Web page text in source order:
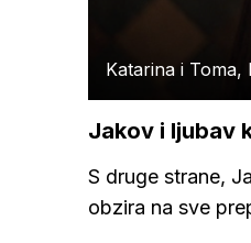
Katarina i Toma,
Jakov i ljubav
S druge strane,
obzira na sve